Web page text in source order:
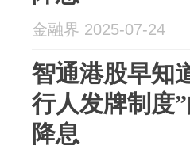
金融界 2025-07-24
智通港股早知
行人发牌制度
降息